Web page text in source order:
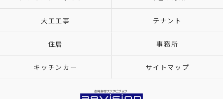
大工工事 テナント
住居 事務所
キッチンカー サイトマップ